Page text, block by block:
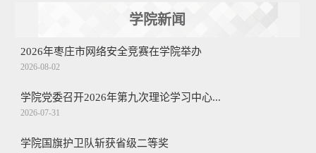
学院新闻
2026年枣庄市网络安全竞赛在学院举办
2026-08-02
学院党委召开2026年第九次理论学习中心...
2026-07-31
学院国旗护卫队斩获省级二等奖